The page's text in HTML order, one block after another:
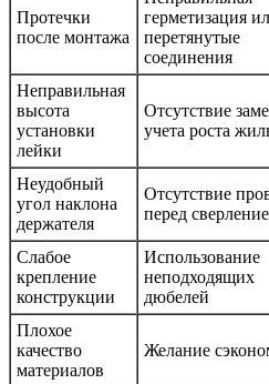
Протечки
после монтажа
герметизация
перетянутые
соединения
Неправильная
высота
установки
лейки
Отсутствие
учета роста
Неудобный
угол наклона
держателя
Отсутствие
перед
Слабое
крепление
конструкции
Использование
неподходящих
дюбелей
Плохое
качество
материалов
Желание